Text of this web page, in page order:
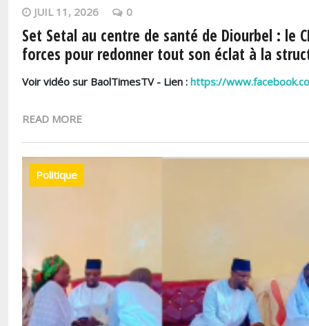
JUIL 11, 2026 0
Set Setal au centre de santé de Diourbel : le
forces pour redonner tout son éclat à la
Voir vidéo sur BaolTimesTV - Lien : https://
READ MORE
Politique